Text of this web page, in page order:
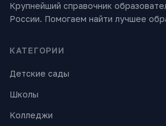
Крупнейший справочник
России. Помогаем найти лучшее
КАТЕГОРИИ
Детские сады
Школы
Колледжи